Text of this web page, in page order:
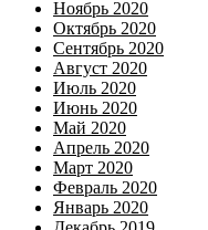
Ноябрь 2020
Октябрь 2020
Сентябрь 2020
Август 2020
Июль 2020
Июнь 2020
Май 2020
Апрель 2020
Март 2020
Февраль 2020
Январь 2020